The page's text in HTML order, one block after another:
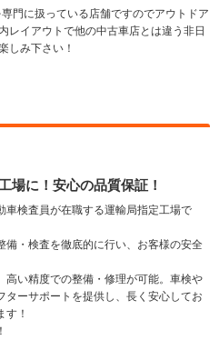
門に扱っている店舗ですのでアウトドア
レイアウトで他の中古車店とは違う非日
しみ下さい！
場に！安心の品質保証！
車検査員が在職する運輸局指定工場で
備・検査を徹底的に行い、お客様の安全
高い精度での整備・修理が可能。車検や
ターサポートを提供し、長く安心してお
す！